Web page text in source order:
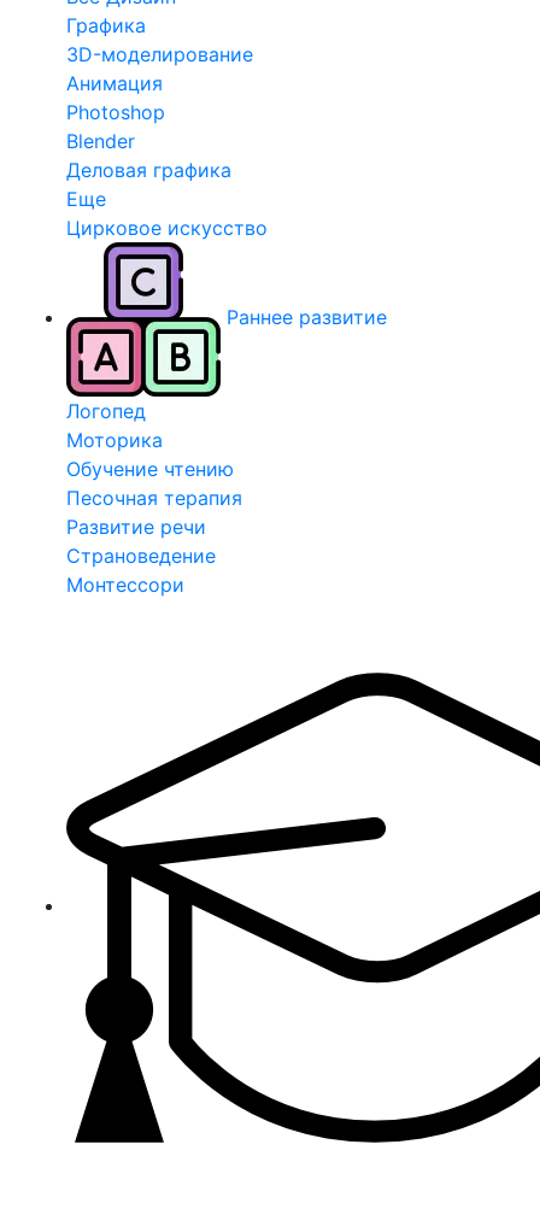
Графика
3D-моделирование
Анимация
Photoshop
Blender
Деловая графика
Еще
Цирковое искусство
Раннее развитие
Логопед
Моторика
Обучение чтению
Песочная терапия
Развитие речи
Страноведение
Монтессори